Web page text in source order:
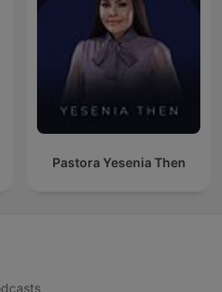
Pastora Yesenia Then